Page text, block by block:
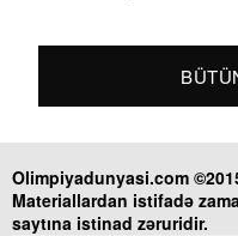
Olimpiyadunyasi.com
Materiallardan istifadə
saytına istinad zəruridir.